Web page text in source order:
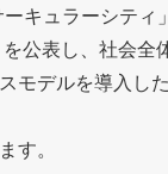
キュラーシティ
公表し、社会全
モデルを導入し
す。